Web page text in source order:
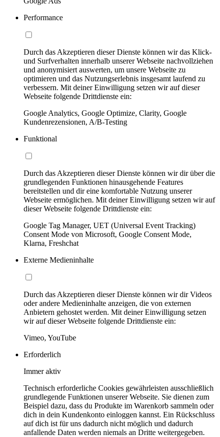
Performance
Durch das Akzeptieren dieser Dienste können wir das Klick-
und Surfverhalten innerhalb unserer Webseite nachvollziehen
und anonymisiert auswerten, um unsere Webseite zu
optimieren und das Nutzungserlebnis insgesamt laufend zu
verbessern. Mit deiner Einwilligung setzen wir auf dieser
Webseite folgende Drittdienste ein:
Google Analytics, Google Optimize, Clarity, Google
Kundenrezensionen, A/B-Testing
Funktional
Durch das Akzeptieren dieser Dienste können wir dir über die
grundlegenden Funktionen hinausgehende Features
bereitstellen und dir eine komfortable Nutzung unserer
Webseite ermöglichen. Mit deiner Einwilligung setzen wir auf
dieser Webseite folgende Drittdienste ein:
Google Tag Manager, UET (Universal Event Tracking)
Consent Mode von Microsoft, Google Consent Mode,
Klarna, Freshchat
Externe Medieninhalte
Durch das Akzeptieren dieser Dienste können wir dir Videos
oder andere Medieninhalte anzeigen, die von externen
Anbietern gehostet werden. Mit deiner Einwilligung setzen
wir auf dieser Webseite folgende Drittdienste ein:
Vimeo, YouTube
Erforderlich
Immer aktiv
Technisch erforderliche Cookies gewährleisten ausschließlich
grundlegende Funktionen unserer Webseite. Sie dienen zum
Beispiel dazu, dass du Produkte im Warenkorb sammeln oder
dich in dein Kundenkonto einloggen kannst. Ein Rückschluss
auf dich ist für uns dadurch nicht möglich und dadurch
anfallende Daten werden niemals an Dritte weitergegeben.